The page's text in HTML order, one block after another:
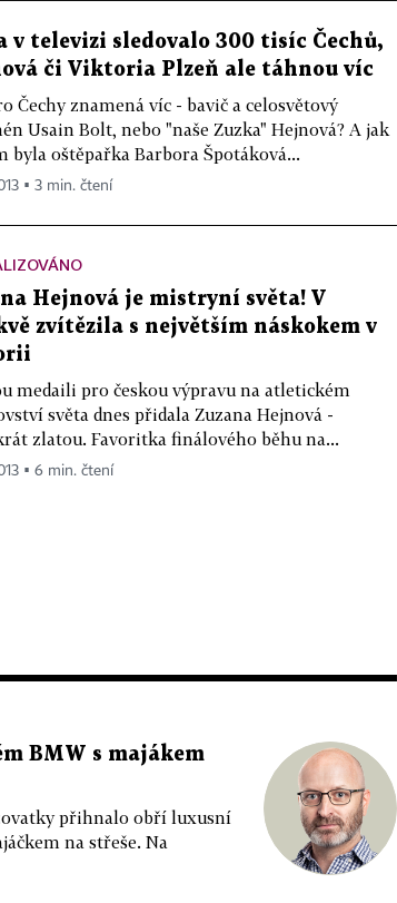
v televizi sledovalo 300 tisíc Čechů,
či Viktoria Plzeň ale táhnou víc
Čechy znamená víc - bavič a celosvětový
Usain Bolt, nebo "naše Zuzka" Hejnová? A jak
byla oštěpařka Barbora Špotáková...
▪ 3 min. čtení
Hejnová je mistryní světa! V
zvítězila s největším náskokem v
medaili pro českou výpravu na atletickém
světa dnes přidala Zuzana Hejnová -
zlatou. Favoritka finálového běhu na...
▪ 6 min. čtení
BMW s majákem
přihnalo obří luxusní
na střeše. Na